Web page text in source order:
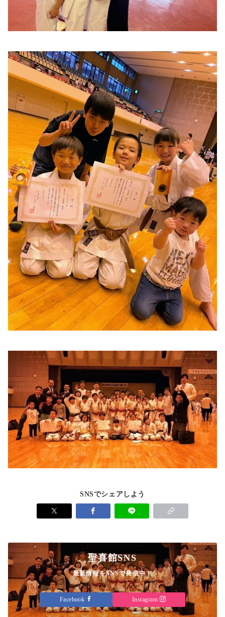
SNSでシェアしよう
聖喜館SNS
最新情報をSNSで発信中！
Facebook Instagram